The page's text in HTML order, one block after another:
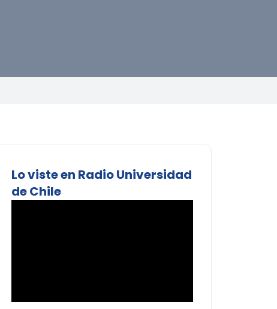
Lo viste en Radio Universidad
de Chile